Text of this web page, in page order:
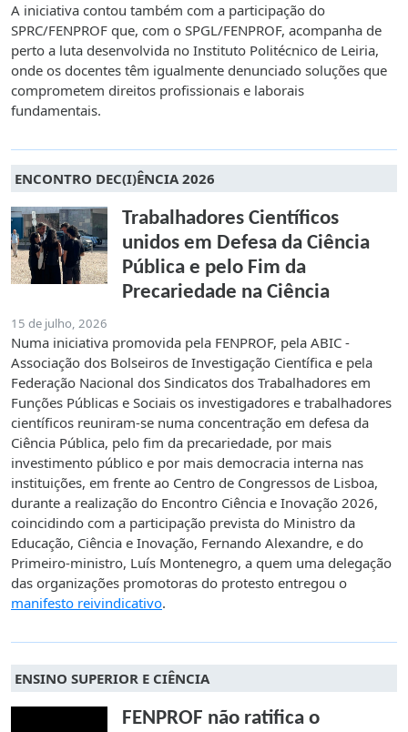
A iniciativa contou também com a participação do
SPRC/FENPROF que, com o SPGL/FENPROF, acompanha de
perto a luta desenvolvida no Instituto Politécnico de Leiria,
onde os docentes têm igualmente denunciado soluções que
comprometem direitos profissionais e laborais
fundamentais.
ENCONTRO DEC(I)ÊNCIA 2026
Trabalhadores Científicos
unidos em Defesa da Ciência
Pública e pelo Fim da
Precariedade na Ciência
15 de julho, 2026
Numa iniciativa promovida pela FENPROF, pela ABIC -
Associação dos Bolseiros de Investigação Científica e pela
Federação Nacional dos Sindicatos dos Trabalhadores em
Funções Públicas e Sociais os investigadores e trabalhadores
científicos reuniram-se numa concentração em defesa da
Ciência Pública, pelo fim da precariedade, por mais
investimento público e por mais democracia interna nas
instituições, em frente ao Centro de Congressos de Lisboa,
durante a realização do Encontro Ciência e Inovação 2026,
coincidindo com a participação prevista do Ministro da
Educação, Ciência e Inovação, Fernando Alexandre, e do
Primeiro-ministro, Luís Montenegro, a quem uma delegação
das organizações promotoras do protesto entregou o
manifesto reivindicativo.
ENSINO SUPERIOR E CIÊNCIA
FENPROF não ratifica o